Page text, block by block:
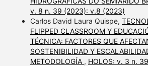
v. 8 n. 39 (2023): v.8 (2023)
Carlos David Laura Quispe,
FLIPPED CLASSROOM Y
TÉCNICA: FACTORES QUE
SOSTENIBILIDAD Y
METODOLOGÍA , HOLOS: v. 3 n.